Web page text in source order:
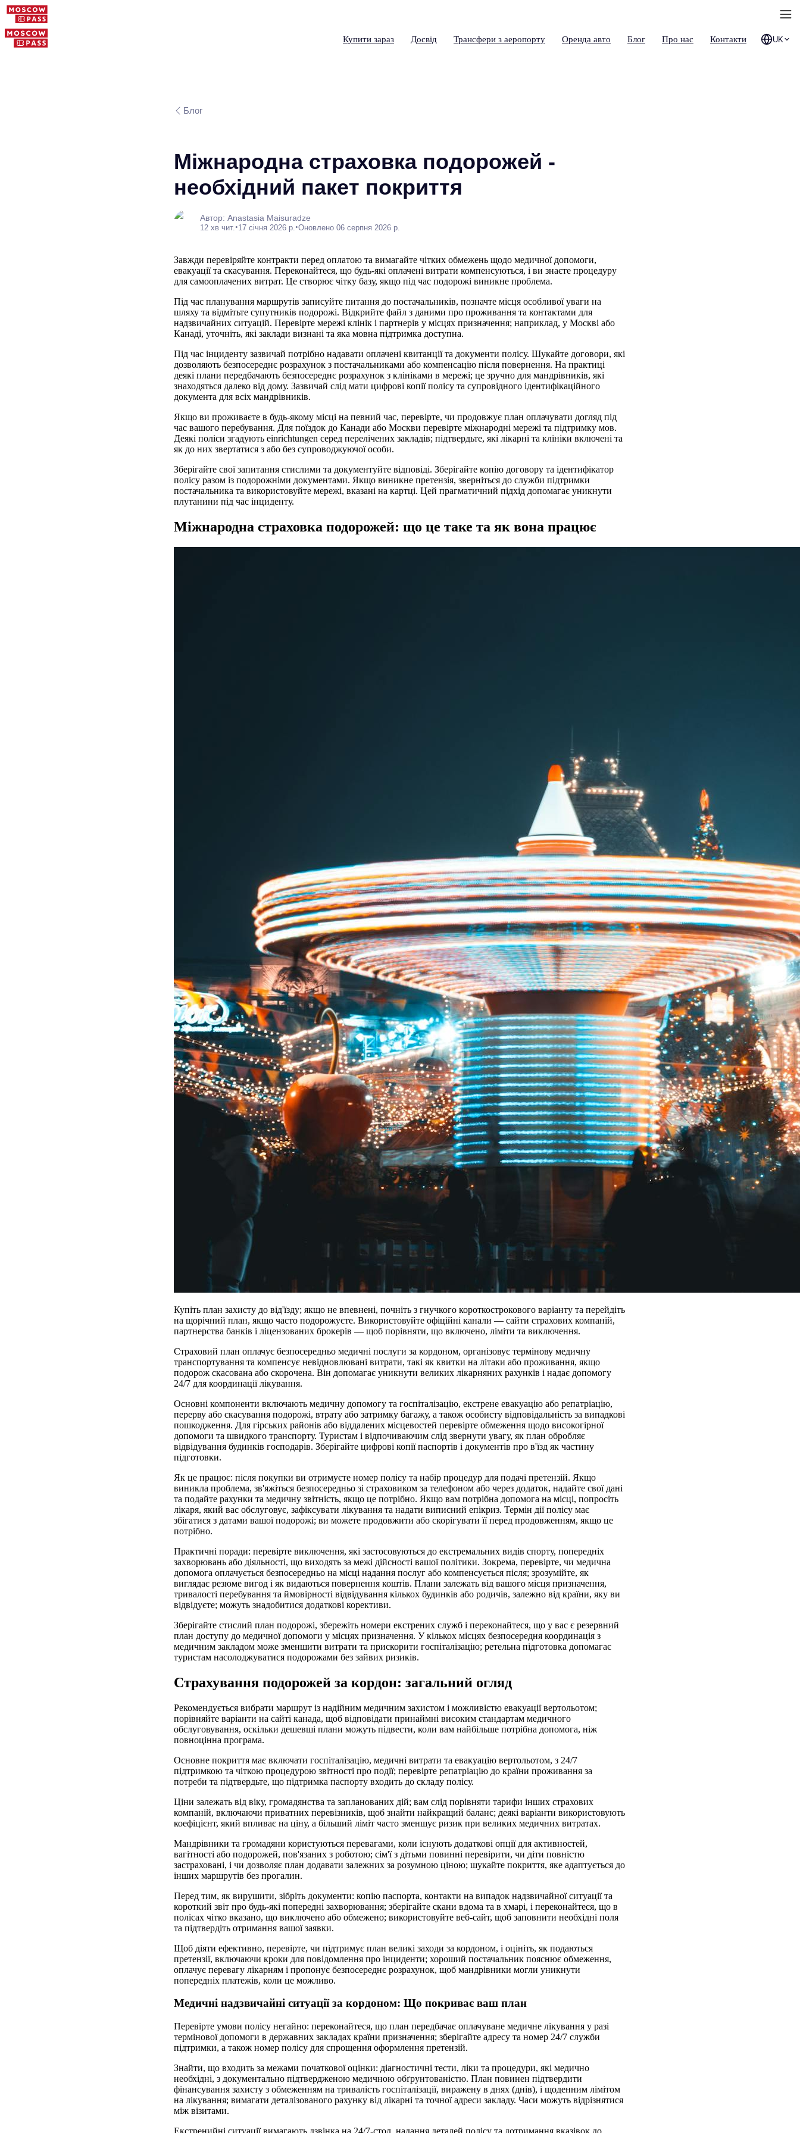
Купити зараз Досвід Трансфери з аеропорту Оренда авто Блог Про нас Контакти UK
Блог
Міжнародна страховка подорожей -
необхідний пакет покриття
Автор: Anastasia Maisuradze
12 хв чит. •17 січня 2026 р. •Оновлено 06 серпня 2026 р.
Завжди перевіряйте контракти перед оплатою та вимагайте чітких обмежень щодо медичної допомоги,
евакуації та скасування. Переконайтеся, що будь-які оплачені витрати компенсуються, і ви знаєте процедуру
для самооплачених витрат. Це створює чітку базу, якщо під час подорожі виникне проблема.
Під час планування маршрутів записуйте питання до постачальників, позначте місця особливої уваги на
шляху та відмітьте супутників подорожі. Відкрийте файл з даними про проживання та контактами для
надзвичайних ситуацій. Перевірте мережі клінік і партнерів у місцях призначення; наприклад, у Москві або
Канаді, уточніть, які заклади визнані та яка мовна підтримка доступна.
Під час інциденту зазвичай потрібно надавати оплачені квитанції та документи полісу. Шукайте договори, які
дозволяють безпосереднє розрахунок з постачальниками або компенсацію після повернення. На практиці
деякі плани передбачають безпосереднє розрахунок з клініками в мережі; це зручно для мандрівників, які
знаходяться далеко від дому. Зазвичай слід мати цифрові копії полісу та супровідного ідентифікаційного
документа для всіх мандрівників.
Якщо ви проживаєте в будь-якому місці на певний час, перевірте, чи продовжує план оплачувати догляд під
час вашого перебування. Для поїздок до Канади або Москви перевірте міжнародні мережі та підтримку мов.
Деякі поліси згадують einrichtungen серед перелічених закладів; підтвердьте, які лікарні та клініки включені та
як до них звертатися з або без супроводжуючої особи.
Зберігайте свої запитання стислими та документуйте відповіді. Зберігайте копію договору та ідентифікатор
полісу разом із подорожніми документами. Якщо виникне претензія, зверніться до служби підтримки
постачальника та використовуйте мережі, вказані на картці. Цей прагматичний підхід допомагає уникнути
плутанини під час інциденту.
Міжнародна страховка подорожей: що це таке та як вона працює
Купіть план захисту до від'їзду; якщо не впевнені, почніть з гнучкого короткострокового варіанту та перейдіть
на щорічний план, якщо часто подорожуєте. Використовуйте офіційні канали — сайти страхових компаній,
партнерства банків і ліцензованих брокерів — щоб порівняти, що включено, ліміти та виключення.
Страховий план оплачує безпосередньо медичні послуги за кордоном, організовує термінову медичну
транспортування та компенсує невідновлювані витрати, такі як квитки на літаки або проживання, якщо
подорож скасована або скорочена. Він допомагає уникнути великих лікарняних рахунків і надає допомогу
24/7 для координації лікування.
Основні компоненти включають медичну допомогу та госпіталізацію, екстрене евакуацію або репатріацію,
перерву або скасування подорожі, втрату або затримку багажу, а також особисту відповідальність за випадкові
пошкодження. Для гірських районів або віддалених місцевостей перевірте обмеження щодо високогірної
допомоги та швидкого транспорту. Туристам і відпочиваючим слід звернути увагу, як план обробляє
відвідування будинків господарів. Зберігайте цифрові копії паспортів і документів про в'їзд як частину
підготовки.
Як це працює: після покупки ви отримуєте номер полісу та набір процедур для подачі претензій. Якщо
виникла проблема, зв'яжіться безпосередньо зі страховиком за телефоном або через додаток, надайте свої дані
та подайте рахунки та медичну звітність, якщо це потрібно. Якщо вам потрібна допомога на місці, попросіть
лікаря, який вас обслуговує, зафіксувати лікування та надати виписний епікриз. Термін дії полісу має
збігатися з датами вашої подорожі; ви можете продовжити або скорігувати її перед продовженням, якщо це
потрібно.
Практичні поради: перевірте виключення, які застосовуються до екстремальних видів спорту, попередніх
захворювань або діяльності, що виходять за межі дійсності вашої політики. Зокрема, перевірте, чи медична
допомога оплачується безпосередньо на місці надання послуг або компенсується після; зрозумійте, як
виглядає резюме вигод і як видаються повернення коштів. Плани залежать від вашого місця призначення,
тривалості перебування та ймовірності відвідування кількох будинків або родичів, залежно від країни, яку ви
відвідуєте; можуть знадобитися додаткові корективи.
Зберігайте стислий план подорожі, збережіть номери екстрених служб і переконайтеся, що у вас є резервний
план доступу до медичної допомоги у місцях призначення. У кількох місцях безпосередня координація з
медичним закладом може зменшити витрати та прискорити госпіталізацію; ретельна підготовка допомагає
туристам насолоджуватися подорожами без зайвих ризиків.
Страхування подорожей за кордон: загальний огляд
Рекомендується вибрати маршрут із надійним медичним захистом і можливістю евакуації вертольотом;
порівняйте варіанти на сайті канада, щоб відповідати принаймні високим стандартам медичного
обслуговування, оскільки дешевші плани можуть підвести, коли вам найбільше потрібна допомога, ніж
повноцінна програма.
Основне покриття має включати госпіталізацію, медичні витрати та евакуацію вертольотом, з 24/7
підтримкою та чіткою процедурою звітності про події; перевірте репатріацію до країни проживання за
потреби та підтвердьте, що підтримка паспорту входить до складу полісу.
Ціни залежать від віку, громадянства та запланованих дій; вам слід порівняти тарифи інших страхових
компаній, включаючи приватних перевізників, щоб знайти найкращий баланс; деякі варіанти використовують
коефіцієнт, який впливає на ціну, а більший ліміт часто зменшує ризик при великих медичних витратах.
Мандрівники та громадяни користуються перевагами, коли існують додаткові опції для активностей,
вагітності або подорожей, пов'язаних з роботою; сім'ї з дітьми повинні перевірити, чи діти повністю
застраховані, і чи дозволяє план додавати залежних за розумною ціною; шукайте покриття, яке адаптується до
інших маршрутів без прогалин.
Перед тим, як вирушити, зібріть документи: копію паспорта, контакти на випадок надзвичайної ситуації та
короткий звіт про будь-які попередні захворювання; зберігайте скани вдома та в хмарі, і переконайтеся, що в
полісах чітко вказано, що виключено або обмежено; використовуйте веб-сайт, щоб заповнити необхідні поля
та підтвердіть отримання вашої заявки.
Щоб діяти ефективно, перевірте, чи підтримує план великі заходи за кордоном, і оцініть, як подаються
претензії, включаючи кроки для повідомлення про інциденти; хороший постачальник пояснює обмеження,
оплачує перевагу лікарням і пропонує безпосереднє розрахунок, щоб мандрівники могли уникнути
попередніх платежів, коли це можливо.
Медичні надзвичайні ситуації за кордоном: Що покриває ваш план
Перевірте умови полісу негайно: переконайтеся, що план передбачає оплачуване медичне лікування у разі
термінової допомоги в державних закладах країни призначення; зберігайте адресу та номер 24/7 служби
підтримки, а також номер полісу для спрощення оформлення претензій.
Знайти, що входить за межами початкової оцінки: діагностичні тести, ліки та процедури, які медично
необхідні, з документально підтвердженою медичною обґрунтованістю. План повинен підтвердити
фінансування захисту з обмеженням на тривалість госпіталізації, виражену в днях (днів), і щоденним лімітом
на лікування; вимагати деталізованого рахунку від лікарні та точної адреси закладу. Часи можуть відрізнятися
між візитами.
Екстренийні ситуації вимагають дзвінка на 24/7-стол, надання деталей полісу та дотримання вказівок до